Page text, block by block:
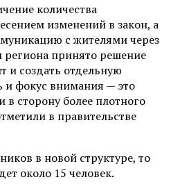
количества
изменений в закон, а
с жителями через
региона принято решение
и создать отдельную
и фокус внимания — это
в сторону более плотного
в правительстве
в новой структуре, то
около 15 человек.